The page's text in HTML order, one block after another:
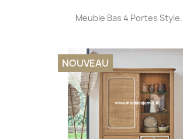
Meuble Bas 4 Portes
NOUVEAU